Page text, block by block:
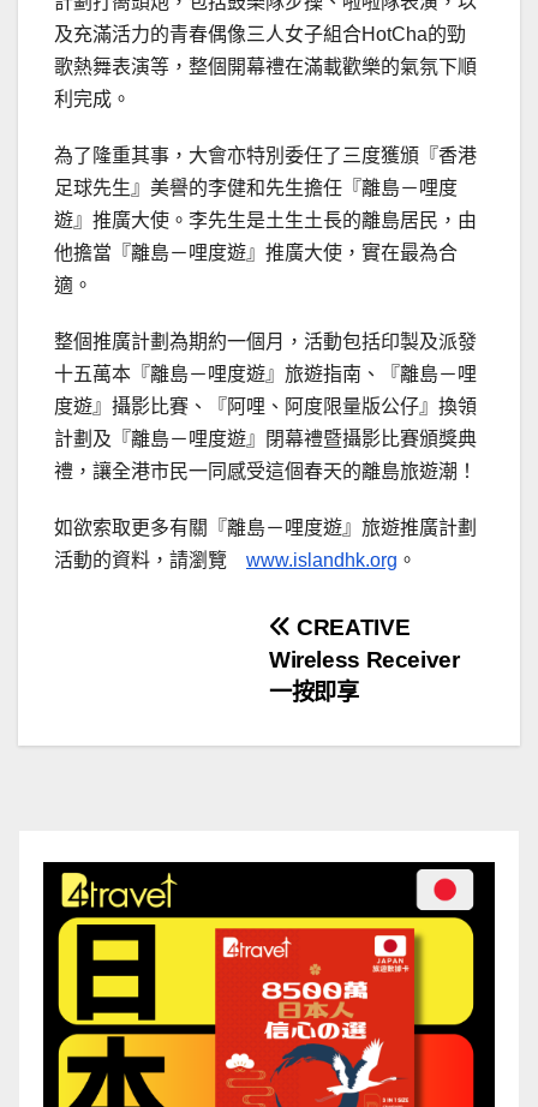
及充滿活力的青春偶像三人女子組合HotCha的勁
歌熱舞表演等，整個開幕禮在滿載歡樂的氣氛下順
利完成。
為了隆重其事，大會亦特別委任了三度獲頒『香港
足球先生』美譽的李健和先生擔任『離島－哩度
遊』推廣大使。李先生是土生土長的離島居民，由
他擔當『離島－哩度遊』推廣大使，實在最為合
適。
整個推廣計劃為期約一個月，活動包括印製及派發
十五萬本『離島－哩度遊』旅遊指南、『離島－哩
度遊』攝影比賽、『阿哩、阿度限量版公仔』換領
計劃及『離島－哩度遊』閉幕禮暨攝影比賽頒獎典
禮，讓全港市民一同感受這個春天的離島旅遊潮！
如欲索取更多有關『離島－哩度遊』旅遊推廣計劃
活動的資料，請瀏覽 www.islandhk.org 。
導
CREATIVE
Wireless Receiver
一按即享